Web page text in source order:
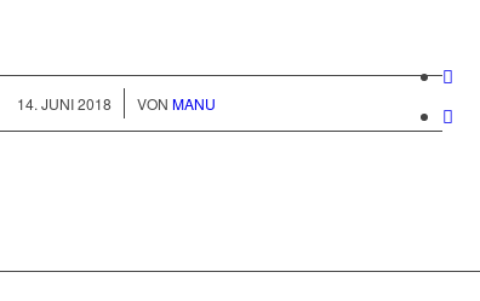
14. JUNI 2018
/ VON MANU